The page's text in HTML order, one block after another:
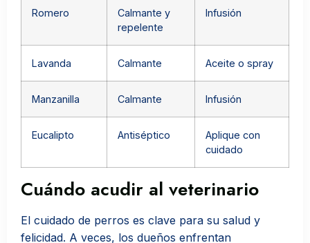
Romero
Calmante y
repelente
Infusión
Lavanda Calmante Aceite o spray
Manzanilla Calmante Infusión
Eucalipto Antiséptico
Aplique con
cuidado
Cuándo acudir al veterinario
El cuidado de perros es clave para su salud y
felicidad. A veces, los dueños enfrentan